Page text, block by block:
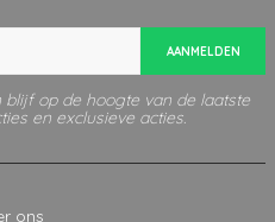
AANMELDEN
blijf op de hoogte van de laatste
en exclusieve acties.
ons